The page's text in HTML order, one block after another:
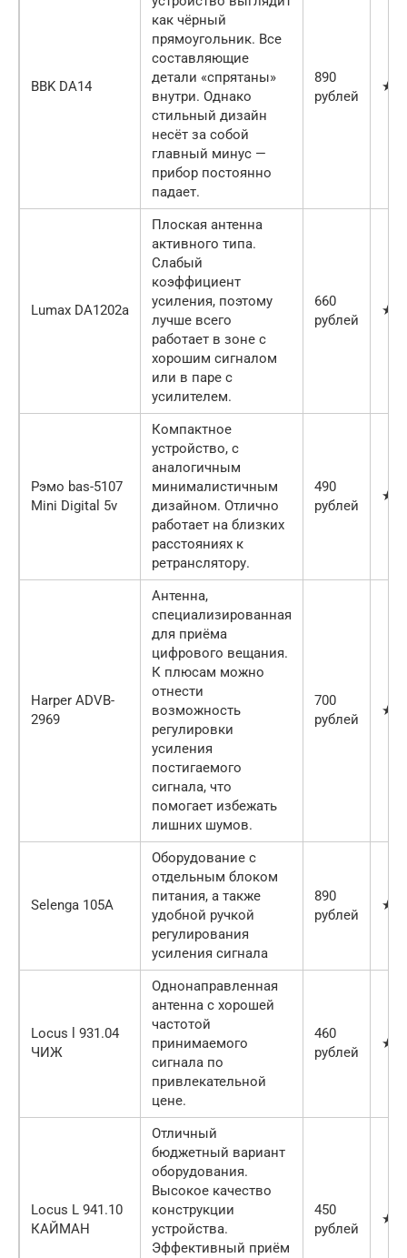
BBK DA14
как чёрный
прямоугольник. Все
составляющие
детали «спрятаны»
внутри. Однако
стильный дизайн
несёт за собой
главный минус —
прибор постоянно
падает.
890
рублей
Lumax DA1202a
Плоская антенна
активного типа.
Слабый
коэффициент
усиления, поэтому
лучше всего
работает в зоне с
хорошим сигналом
или в паре с
усилителем.
660
рублей
Рэмо bas-5107
Mini Digital 5v
Компактное
устройство, с
аналогичным
минималистичным
дизайном. Отлично
работает на близких
расстояниях к
ретранслятору.
490
рублей
Harper ADVB-
2969
Антенна,
специализированная
для приёма
цифрового вещания.
К плюсам можно
отнести
возможность
регулировки
усиления
постигаемого
сигнала, что
помогает избежать
лишних шумов.
700
рублей
Selenga 105A
Оборудование с
отдельным блоком
питания, а также
удобной ручкой
регулирования
усиления сигнала
890
рублей
Locus l 931.04
ЧИЖ
Однонаправленная
антенна с хорошей
частотой
принимаемого
сигнала по
привлекательной
цене.
460
рублей
Locus L 941.10
КАЙМАН
Отличный
бюджетный вариант
оборудования.
Высокое качество
конструкции
устройства.
Эффективный приём
450
рублей